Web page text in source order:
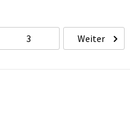
3 Weiter